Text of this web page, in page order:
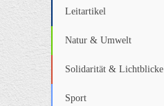
Leitartikel
Natur & Umwelt
Solidarität & Lichtblicke
Sport